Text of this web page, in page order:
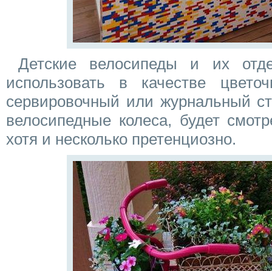
Детские велосипеды и их
использовать в качестве
сервировочный или журнальный
велосипедные колеса, будет
хотя и несколько претенциозно.